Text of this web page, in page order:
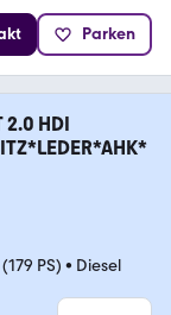
Parken
HDI
PS) • Diesel